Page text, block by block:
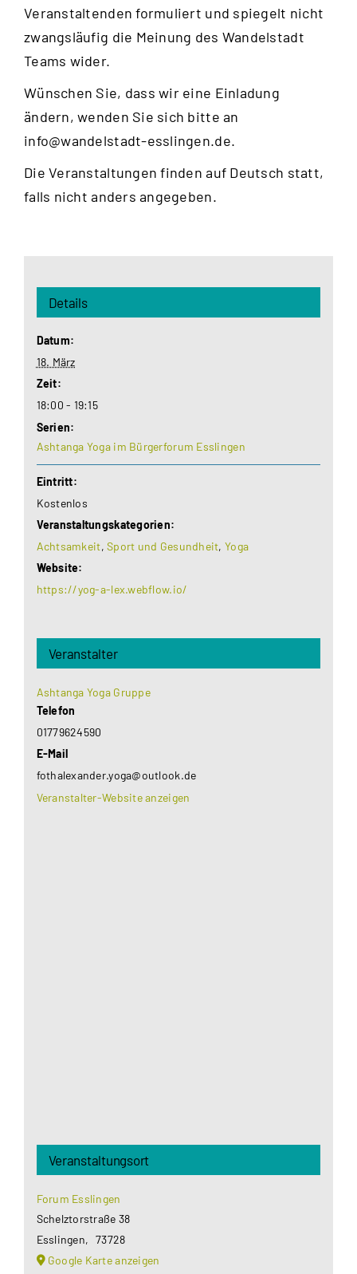
Veranstaltenden formuliert und spiegelt nicht
zwangsläufig die Meinung des Wandelstadt
Teams wider.
Wünschen Sie, dass wir eine Einladung
ändern, wenden Sie sich bitte an
info@wandelstadt-esslingen.de.
Die Veranstaltungen finden auf Deutsch statt,
falls nicht anders angegeben.
Details
Datum:
18. März
Zeit:
18:00 - 19:15
Serien:
Ashtanga Yoga im Bürgerforum Esslingen
Eintritt:
Kostenlos
Veranstaltungskategorien:
Achtsamkeit,Sport und Gesundheit, Yoga
Website:
https://yog-a-lex.webflow.io/
Veranstalter
Ashtanga Yoga Gruppe
Telefon
01779624590
E-Mail
fothalexander.yoga@outlook.de
Veranstalter-Website anzeigen
Veranstaltungsort
Forum Esslingen
Schelztorstraße 38
Esslingen, 73728
Google Karte anzeigen